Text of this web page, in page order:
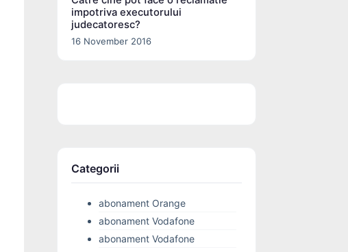
impotriva executorului
judecatoresc?
16 November 2016
Categorii
abonament Orange
abonament Vodafone
abonament Vodafone